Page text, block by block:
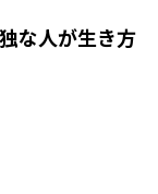
な人が生き方